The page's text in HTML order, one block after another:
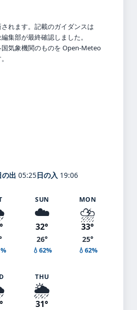
れます。記載のガイダンスは
集部が最終確認しました。
気象機関のものを Open-Meteo
の出 05:25日の入 19:06
SUN
☁️
32°
26°
💧62%
MON
⛈️
33°
25°
💧62%
THU
🌦️
31°